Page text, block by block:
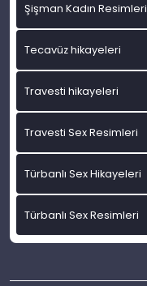
Şişman Kadın Resimleri
Tecavüz hikayeleri
Travesti hikayeleri
Travesti Sex Resimleri
Türbanlı Sex Hikayeleri
Türbanlı Sex Resimleri